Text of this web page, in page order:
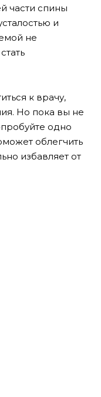
части спины
и
не
к врачу,
Но пока вы не
одно
облегчить
избавляет от